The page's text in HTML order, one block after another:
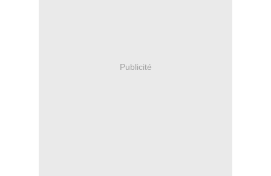
Publicité